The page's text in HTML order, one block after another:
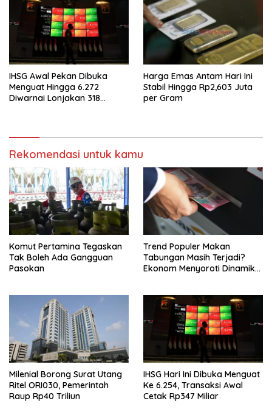
IHSG Awal Pekan Dibuka
Menguat Hingga 6.272
Diwarnai Lonjakan 318
Harga Emas Antam Hari Ini
Stabil Hingga Rp2,603 Juta
per Gram
Rekomendasi untuk kamu
Komut Pertamina Tegaskan
Tak Boleh Ada Gangguan
Pasokan
Trend Populer Makan
Tabungan Masih Terjadi?
Ekonom Menyoroti Dinamika
Milenial Borong Surat Utang
Ritel ORI030, Pemerintah
Raup Rp40 Triliun
IHSG Hari Ini Dibuka Menguat
Ke 6.254, Transaksi Awal
Cetak Rp347 Miliar